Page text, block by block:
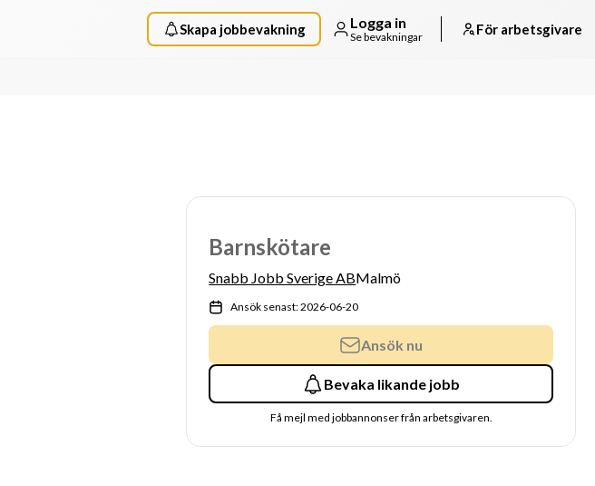
Skapa jobbevakning Logga in
Se bevakningar För arbetsgivare
Barnskötare
Snabb Jobb Sverige ABMalmö
Ansök senast: 2026-06-20
Ansök nu
Bevaka likande jobb
Få mejl med jobbannonser från arbetsgivaren.